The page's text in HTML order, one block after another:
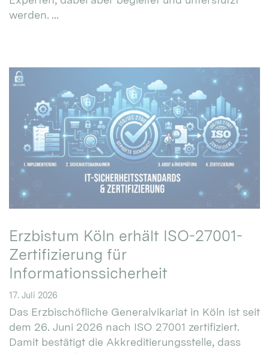
werden. ...
Erzbistum Köln erhält ISO-27001-
Zertifizierung für
Informationssicherheit
17. Juli 2026
Das Erzbischöfliche Generalvikariat in Köln ist seit
dem 26. Juni 2026 nach ISO 27001 zertifiziert.
Damit bestätigt die Akkreditierungsstelle, dass